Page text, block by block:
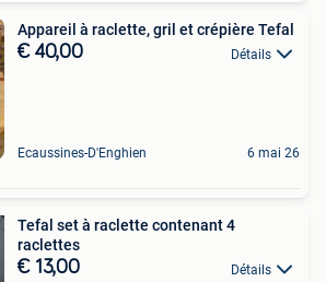
Appareil à raclette, gril et crépière Tefal
€ 40,00 Détails
Ecaussines-D'Enghien 6 mai 26
Tefal set à raclette contenant 4
raclettes
€ 13,00 Détails